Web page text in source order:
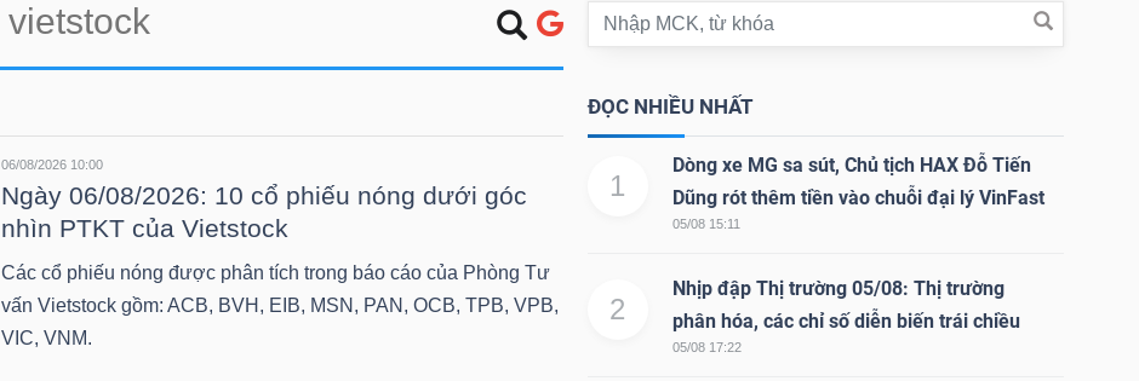
06/08/2026 10:00
Ngày 06/08/2026: 10 cổ phiếu nóng dưới góc
nhìn PTKT của Vietstock
Các cổ phiếu nóng được phân tích trong báo cáo của Phòng Tư
vấn Vietstock gồm: ACB, BVH, EIB, MSN, PAN, OCB, TPB, VPB,
VIC, VNM.
ĐỌC NHIỀU NHẤT
1
Dòng xe MG sa sút, Chủ tịch HAX Đỗ Tiến
Dũng rót thêm tiền vào chuỗi đại lý VinFast
05/08 15:11
2
Nhịp đập Thị trường 05/08: Thị trường
phân hóa, các chỉ số diễn biến trái chiều
05/08 17:22